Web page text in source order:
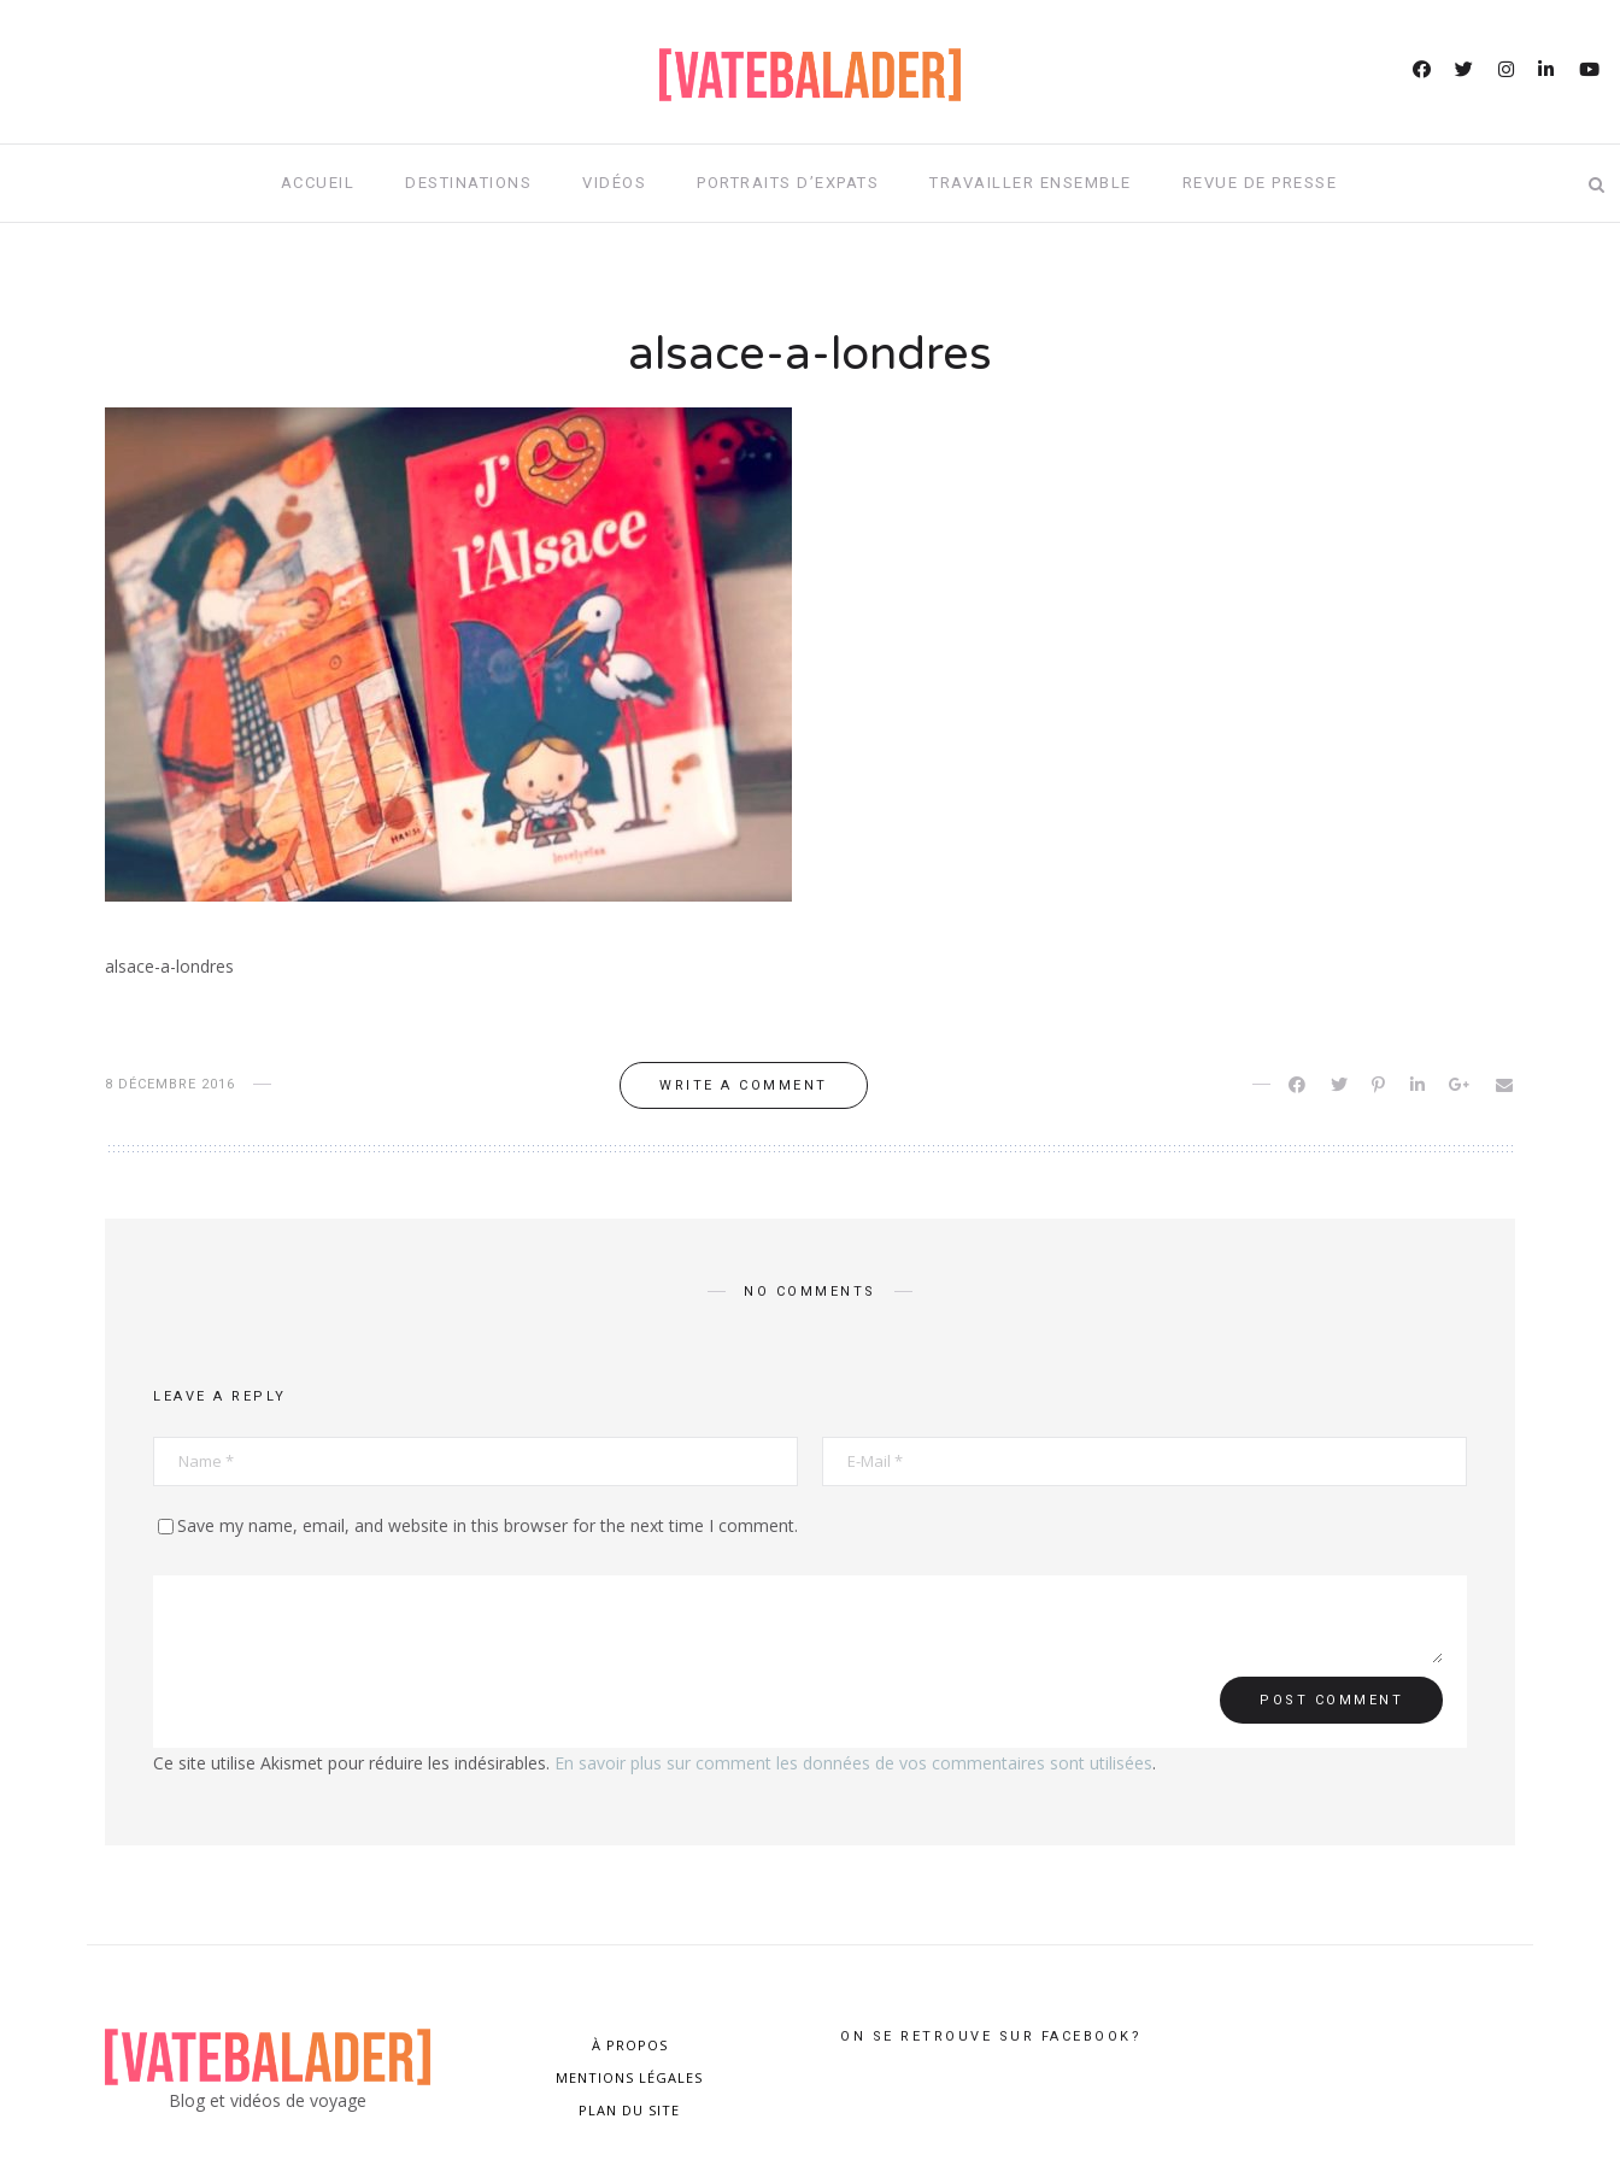
ACCUEIL DESTINATIONS VIDÉOS PORTRAITS D’EXPATS TRAVAILLER ENSEMBLE REVUE DE PRESSE
alsace-a-londres
alsace-a-londres
8 DÉCEMBRE 2016 WRITE A COMMENT
NO COMMENTS
LEAVE A REPLY
Save my name, email, and website in this browser for the next time I comment.
Ce site utilise Akismet pour réduire les indésirables. En savoir plus sur comment les données de vos commentaires sont utilisées.
Blog et vidéos de voyage
À PROPOS
MENTIONS LÉGALES
PLAN DU SITE
ON SE RETROUVE SUR FACEBOOK?